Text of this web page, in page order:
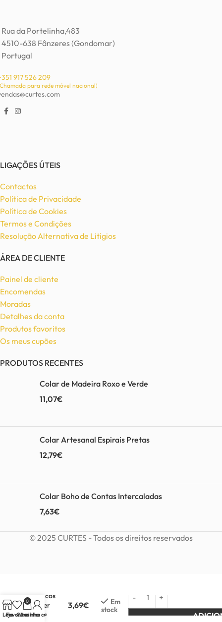
Rua da Portelinha,483
4510-638 Fânzeres (Gondomar)
Portugal
917 526 209
para rede móvel nacional)
LIGAÇÕES ÚTEIS
Contactos
Política de Privacidade
Política de Cookies
Termos e Condições
Resolução Alternativa de Litígios
ÁREA DE CLIENTE
Painel de cliente
Encomendas
Moradas
Detalhes da conta
Produtos favoritos
Os meus cupões
PRODUTOS RECENTES
Colar de Madeira Roxo e Verde
11,07€
Colar Artesanal Espirais Pretas
12,79€
Colar Boho de Contas Intercaladas
7,63€
© 2025 CURTES - Todos os direitos reservados
Brincos
Super
leves
3,69€
Em
stock
Loja
Favoritos
0
Carrinho
A minha conta